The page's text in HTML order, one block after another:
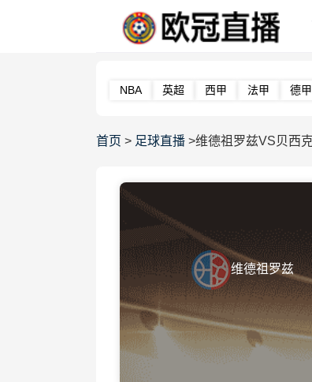
NBA 英超 西甲 法甲 德甲
首页 > 足球直播 >维德祖罗兹VS贝西
维德祖罗兹